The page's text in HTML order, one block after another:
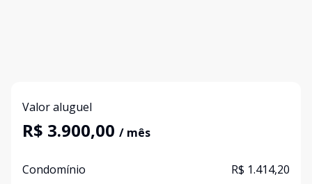
Valor aluguel
R$ 3.900,00 / mês
Condomínio R$ 1.414,20